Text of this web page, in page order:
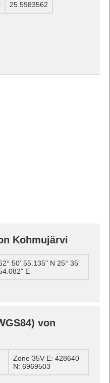
25.5983562
Kohmujärvi
50' 55.135" N 25° 35'
E
von
Zone 35V E: 428640
N: 6969503